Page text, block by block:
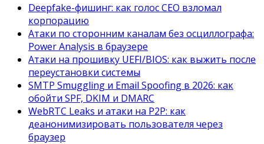
Deepfake-фишинг: как голос CEO взломал
корпорацию
Атаки по сторонним каналам без осциллографа:
Power Analysis в браузере
Атаки на прошивку UEFI/BIOS: как выжить после
переустановки системы
SMTP Smuggling и Email Spoofing в 2026: как
обойти SPF, DKIM и DMARC
WebRTC Leaks и атаки на P2P: как
деанонимизировать пользователя через
браузер